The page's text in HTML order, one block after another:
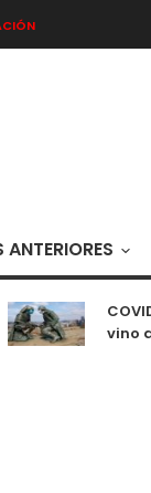
ANTERIORES
vino